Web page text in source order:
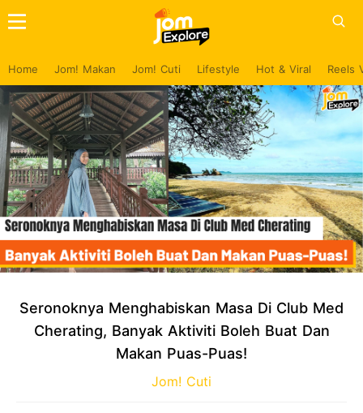
Home Jom! Makan Jom! Cuti Lifestyle Hot & Viral Reels
Seronoknya Menghabiskan Masa Di Club Med
Cherating, Banyak Aktiviti Boleh Buat Dan
Makan Puas-Puas!
Jom! Cuti